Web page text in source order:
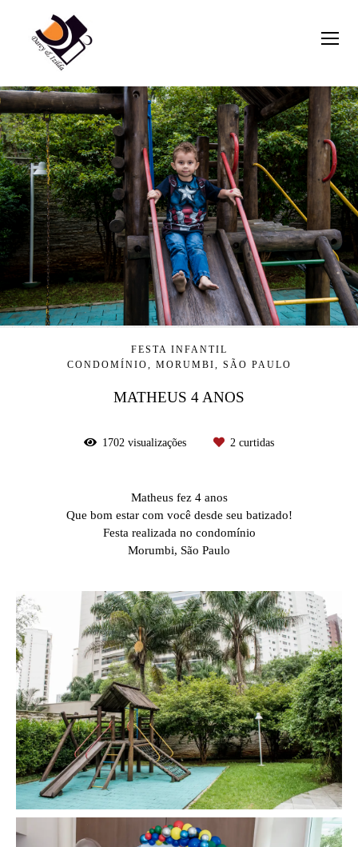
FESTA INFANTIL
CONDOMÍNIO, MORUMBI, SÃO PAULO
MATHEUS 4 ANOS
1702 visualizações 2 curtidas
Matheus fez 4 anos
Que bom estar com você desde seu batizado!
Festa realizada no condomínio
Morumbi, São Paulo